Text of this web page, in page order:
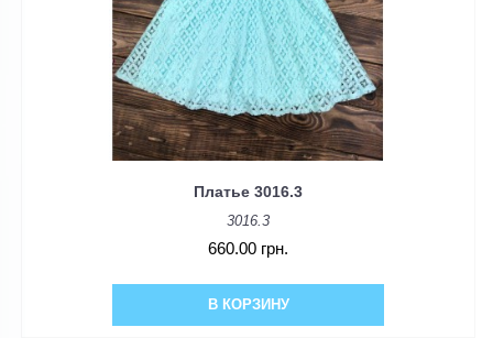
Платье 3016.3
3016.3
660.00 грн.
В КОРЗИНУ